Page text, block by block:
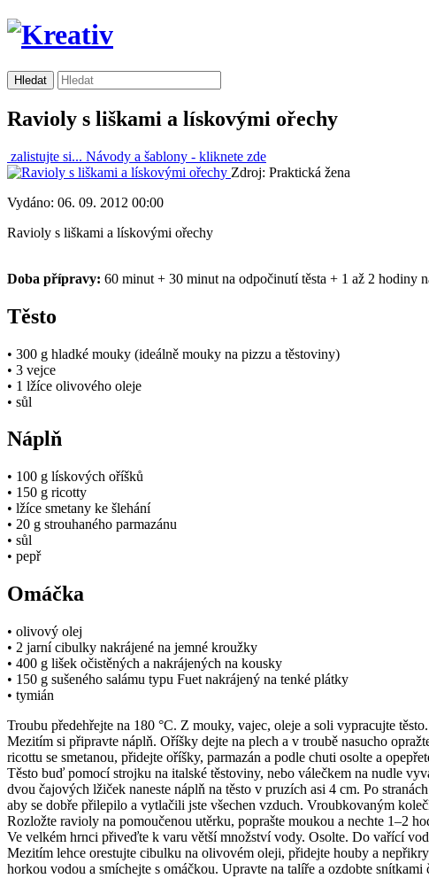
Ravioly s liškami a lískovými ořechy
zalistujte si... Návody a šablony - kliknete zde
Zdroj: Praktická žena
Vydáno: 06. 09. 2012 00:00
Ravioly s liškami a lískovými ořechy
Doba přípravy: 60 minut + 30 minut na odpočinutí těsta + 1 až 2 hodiny
Těsto
• 300 g hladké mouky (ideálně mouky na pizzu a těstoviny)
• 3 vejce
• 1 lžíce olivového oleje
• sůl
Náplň
• 100 g lískových oříšků
• 150 g ricotty
• lžíce smetany ke šlehání
• 20 g strouhaného parmazánu
• sůl
• pepř
Omáčka
• olivový olej
• 2 jarní cibulky nakrájené na jemné kroužky
• 400 g lišek očistěných a nakrájených na kousky
• 150 g sušeného salámu typu Fuet nakrájený na tenké plátky
• tymián
Troubu předehřejte na 180 °C. Z mouky, vajec, oleje a soli vypracujte
Mezitím si připravte náplň. Oříšky dejte na plech a v troubě nasucho
ricottu se smetanou, přidejte oříšky, parmazán a podle chuti osolte a
Těsto buď pomocí strojku na italské těstoviny, nebo válečkem na nudle
dvou čajových lžiček naneste náplň na těsto v pruzích asi 4 cm. Po
aby se dobře přilepilo a vytlačili jste všechen vzduch. Vroubkovaným
Rozložte ravioly na pomoučenou utěrku, poprašte moukou a nechte 1–2
Ve velkém hrnci přiveďte k varu větší množství vody. Osolte. Do vařící
Mezitím lehce orestujte cibulku na olivovém oleji, přidejte houby a
horkou vodou a smíchejte s omáčkou. Upravte na talíře a ozdobte snítkami